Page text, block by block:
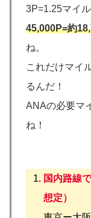
3P=1.25マイ
45,000P=約
ね。
これだけマイ
るんだ！
ANAの必要マ
ね！
国内路線
想定）